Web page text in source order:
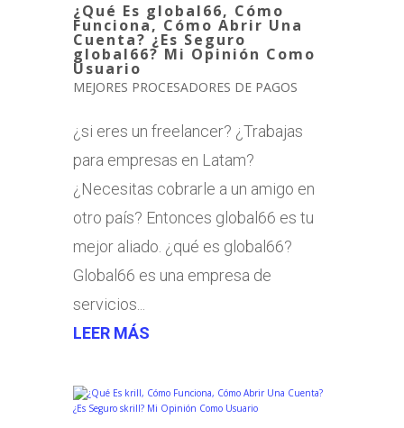
¿Qué Es global66, Cómo
Funciona, Cómo Abrir Una
Cuenta? ¿Es Seguro
global66? Mi Opinión Como
Usuario
MEJORES PROCESADORES DE PAGOS
¿si eres un freelancer? ¿Trabajas
para empresas en Latam?
¿Necesitas cobrarle a un amigo en
otro país? Entonces global66 es tu
mejor aliado. ¿qué es global66?
Global66 es una empresa de
servicios...
LEER MÁS